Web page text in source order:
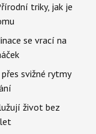
triky, jak je
se vrací na
svižné rytmy
život bez